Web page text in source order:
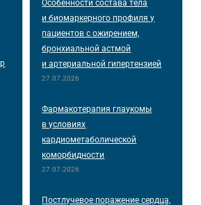
Особенности состава тела
и биомаркерного профиля у
пациентов с ожирением,
бронхиальной астмой
и артериальной гипертензией
27.07.2026
Фармакотерапия глаукомы
в условиях
кардиометаболической
коморбидности
27.07.2026
Постлучевое поражение сердца,